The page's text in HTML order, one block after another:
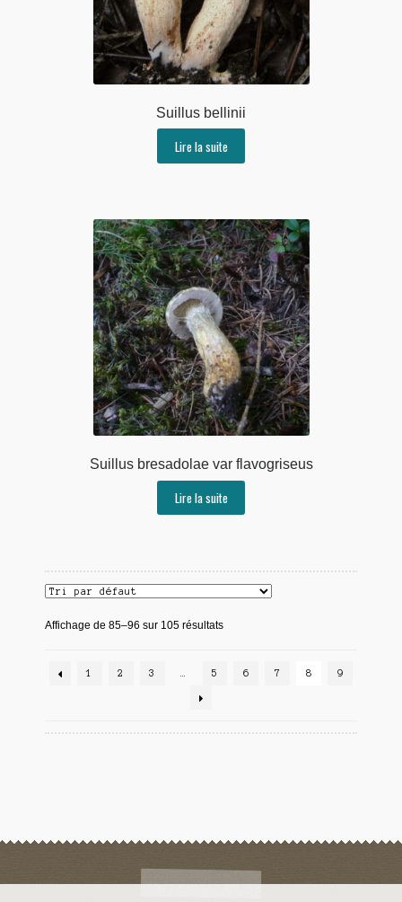
Suillus bellinii
Lire la suite
Suillus bresadolae var flavogriseus
Lire la suite
Affichage de 85–96 sur 105 résultats
1 2 3 5 6 7 8 9